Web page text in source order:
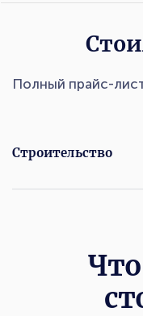
Полный прайс-
Строительство